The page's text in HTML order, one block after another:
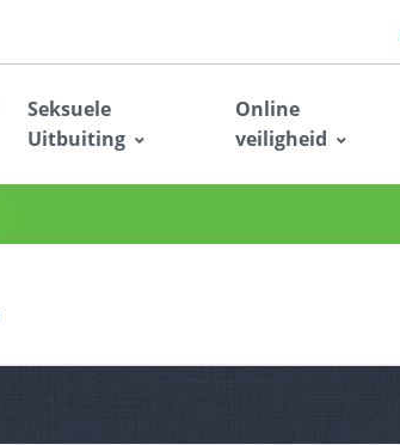
Seksuele
Uitbuiting
Online
veiligheid